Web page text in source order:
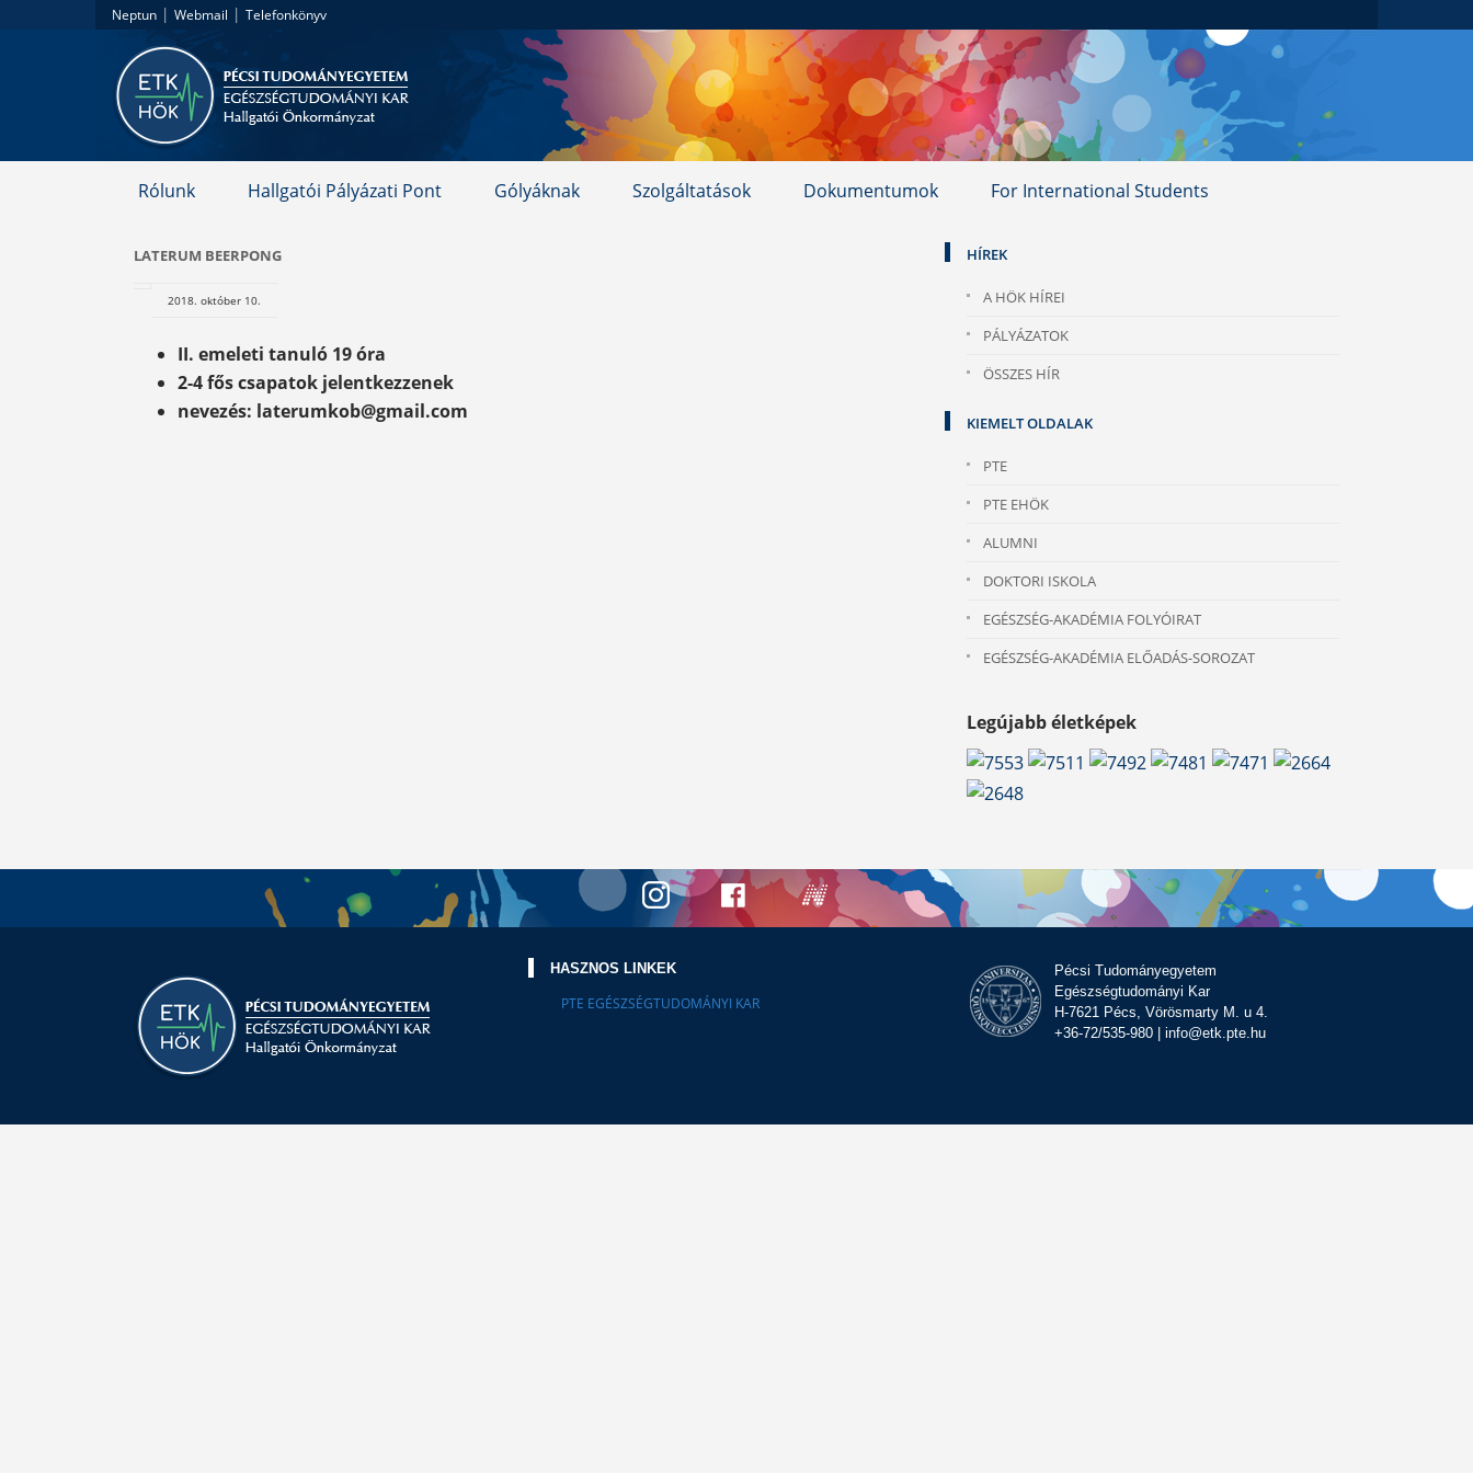
Neptun | Webmail | Telefonkönyv
Rólunk Hallgatói Pályázati Pont Gólyáknak Szolgáltatások Dokumentumok For International Students
LATERUM BEERPONG
2018. október 10.
II. emeleti tanuló 19 óra
2-4 fős csapatok jelentkezzenek
nevezés: laterumkob@gmail.com
HÍREK
A HÖK HÍREI
PÁLYÁZATOK
ÖSSZES HÍR
KIEMELT OLDALAK
PTE
PTE EHÖK
ALUMNI
DOKTORI ISKOLA
EGÉSZSÉG-AKADÉMIA FOLYÓIRAT
EGÉSZSÉG-AKADÉMIA ELŐADÁS-SOROZAT
Legújabb életképek
HASZNOS LINKEK
PTE EGÉSZSÉGTUDOMÁNYI KAR
Pécsi Tudományegyetem
Egészségtudományi Kar
H-7621 Pécs, Vörösmarty M. u 4.
+36-72/535-980 | info@etk.pte.hu